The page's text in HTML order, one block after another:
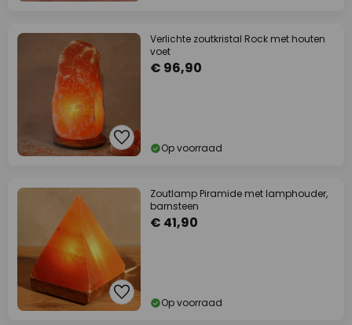
Verlichte zoutkristal Rock met houten
voet
€ 96,90
Op voorraad
Zoutlamp Piramide met lamphouder,
barnsteen
€ 41,90
Op voorraad